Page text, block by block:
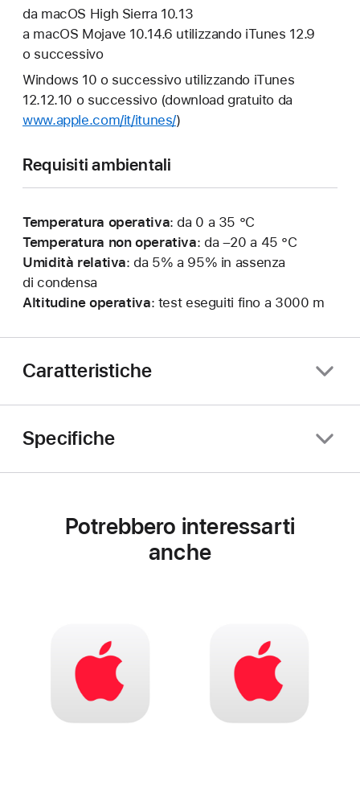
da macOS High Sierra 10.13
a macOS Mojave 10.14.6 utilizzando iTunes 12.9
o successivo
Windows 10 o successivo utilizzando iTunes
12.12.10 o successivo (download gratuito da
www.apple.com/it/itunes/)
Requisiti ambientali
Temperatura operativa: da 0 a 35 °C
Temperatura non operativa: da –20 a 45 °C
Umidità relativa: da 5% a 95% in assenza
di condensa
Altitudine operativa: test eseguiti fino a 3000 m
Caratteristiche
Specifiche
Potrebbero interessarti
anche